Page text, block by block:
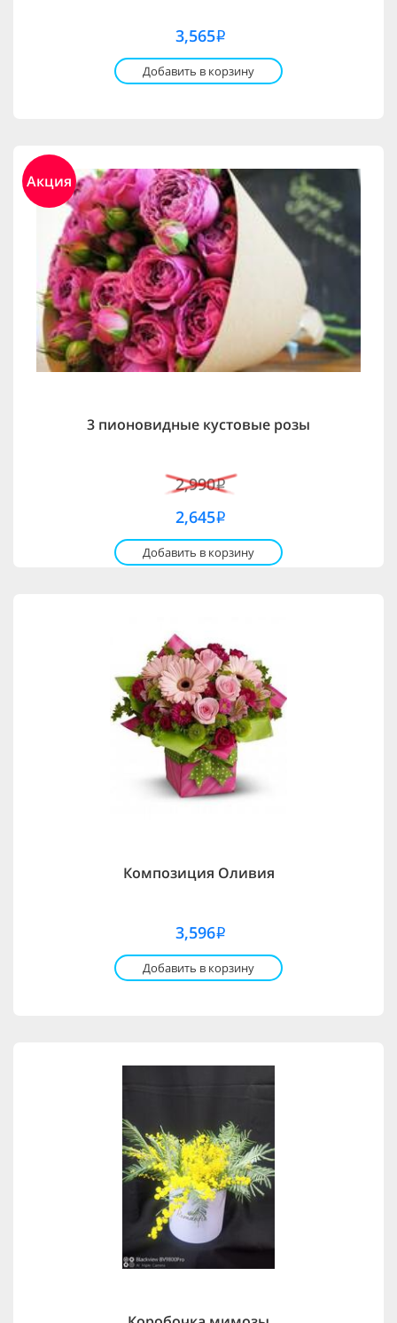
3,565i
Добавить в корзину
Акция
3 пионовидные кустовые розы
2,990i
2,645i
Добавить в корзину
Композиция Оливия
3,596i
Добавить в корзину